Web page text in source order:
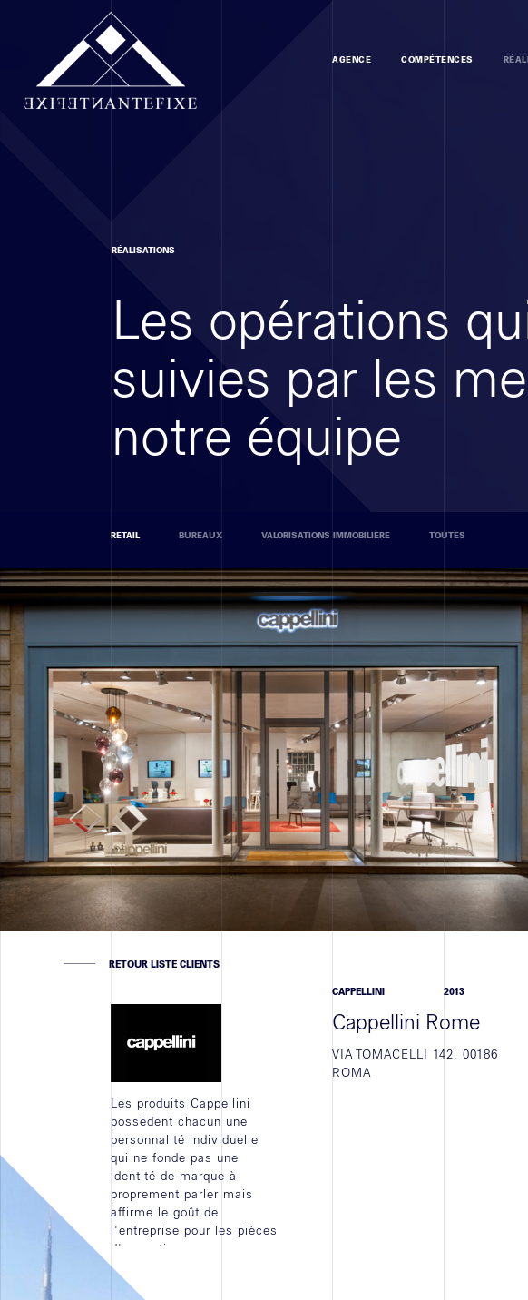
AGENCE COMPÉTENCES
RÉALISATIONS
Les opérations
suivies par les
notre équipe
RETAIL BUREAUX VALORISATIONS IMMOBILIÈRE TOUTES
Les produits Cappellini
possèdent chacun une
personnalité individuelle
qui ne fonde pas une
identité de marque à
proprement parler mais
affirme le goût de
l'entreprise pour les pièces
d'exception.
CAPPELLINI 2013
Cappellini Rome
VIA TOMACELLI 142, 00186
ROMA
RETOUR LISTE CLIENTS